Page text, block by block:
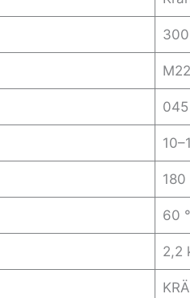
045
180
60
2,2